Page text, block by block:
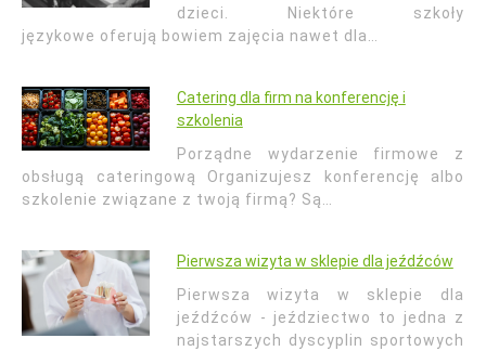
dzieci. Niektóre szkoły
językowe oferują bowiem zajęcia nawet dla…
Catering dla firm na konferencję i
szkolenia
Porządne wydarzenie firmowe z
obsługą cateringową Organizujesz konferencję albo
szkolenie związane z twoją firmą? Są…
Pierwsza wizyta w sklepie dla jeźdźców
Pierwsza wizyta w sklepie dla
jeźdźców - jeździectwo to jedna z
najstarszych dyscyplin sportowych